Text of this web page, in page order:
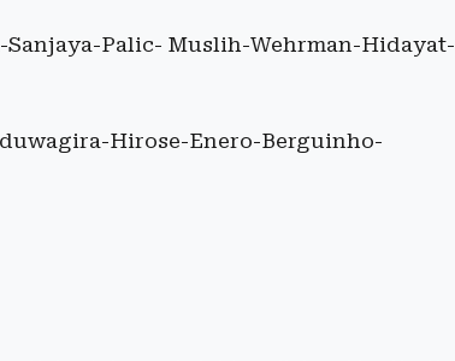
Palic- Muslih-Wehrman-Hidayat-
Hirose-Enero-Berguinho-